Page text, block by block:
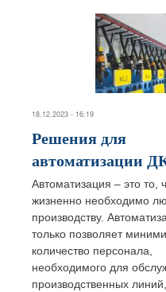
18.12.2023 - 16:19
Решения для
автоматизации
Автоматизация – это то,
жизненно необходимо
производству.
только позволяет
количество персонала,
необходимого для
производственных